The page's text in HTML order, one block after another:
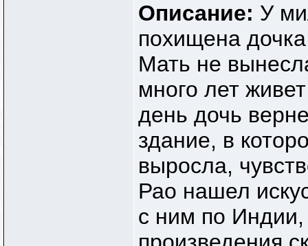
Описание: У
похищена
Мать не
много лет
день дочь
здание, в
выросла,
Рао нашел
с ним по